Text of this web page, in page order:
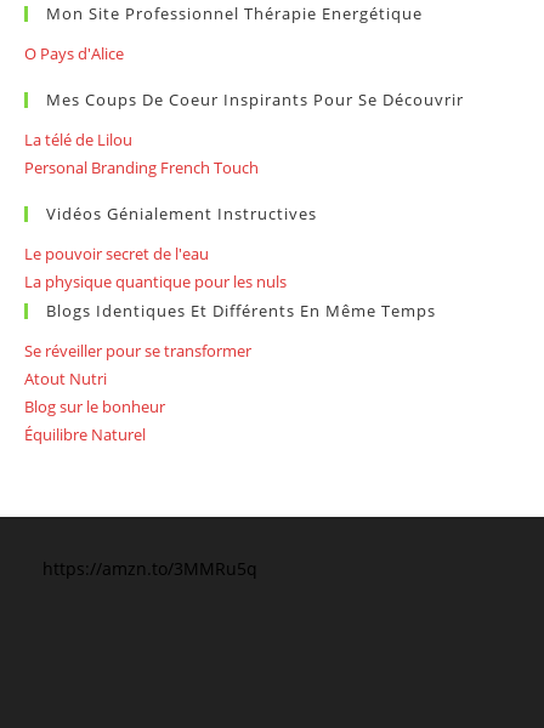
Mon Site Professionnel Thérapie Energétique
O Pays d'Alice
Mes Coups De Coeur Inspirants Pour Se Découvrir
La télé de Lilou
Personal Branding French Touch
Vidéos Génialement Instructives
Le pouvoir secret de l'eau
La physique quantique pour les nuls
Blogs Identiques Et Différents En Même Temps
Se réveiller pour se transformer
Atout Nutri
Blog sur le bonheur
Équilibre Naturel
https://amzn.to/3MMRu5q